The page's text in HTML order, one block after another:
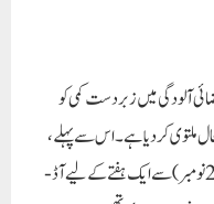
آلودگی میں زبردست کمی کو
ملتوی کر دیا ہے۔ اس سے پہلے،
حکومت نے دہلی میں دیوالی کے اگلے دن (13-20 نومبر) سے ایک ہفتے کے لیے آڈ-